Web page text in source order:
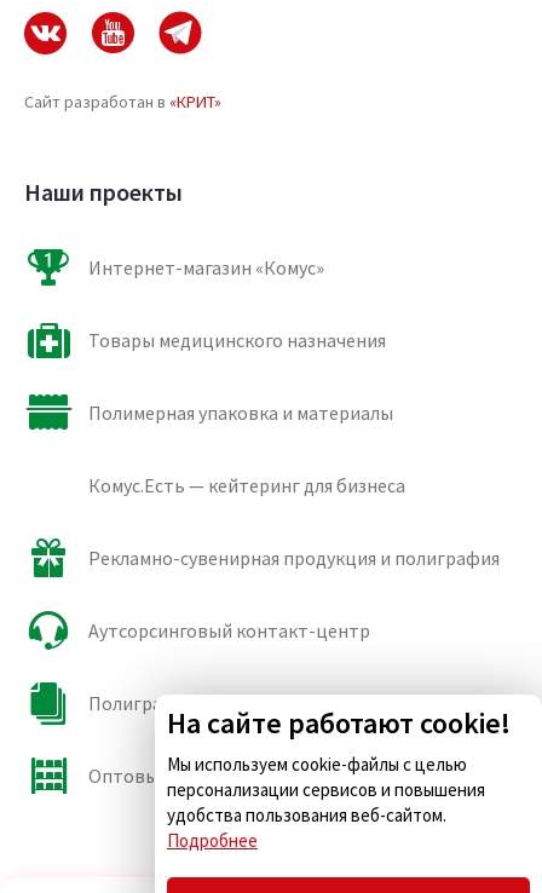
Сайт разработан в «КРИТ»
Наши проекты
Интернет-магазин «Комус»
Товары медицинского назначения
Полимерная упаковка и материалы
Комус.Есть — кейтеринг для бизнеса
Рекламно-сувенирная продукция и полиграфия
Аутсорсинговый контакт-центр
Полиграфические сорта бумаги и картона
Оптовые продажи
На сайте работают cookie!
Мы используем cookie-файлы с целью
персонализации сервисов и повышения
удобства пользования веб-сайтом.
Подробнее